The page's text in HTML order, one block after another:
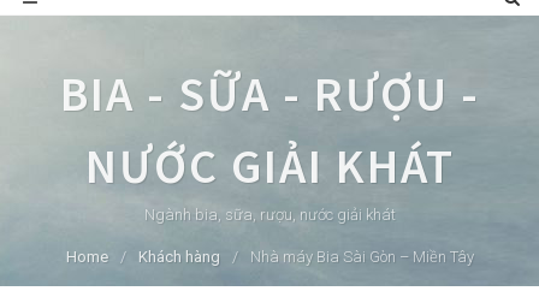
BIA - SỮA - RƯỢU -
NƯỚC GIẢI KHÁT
Ngành bia, sữa, rượu, nước giải khát
Home / Khách hàng / Nhà máy Bia Sài Gòn – Miền Tây